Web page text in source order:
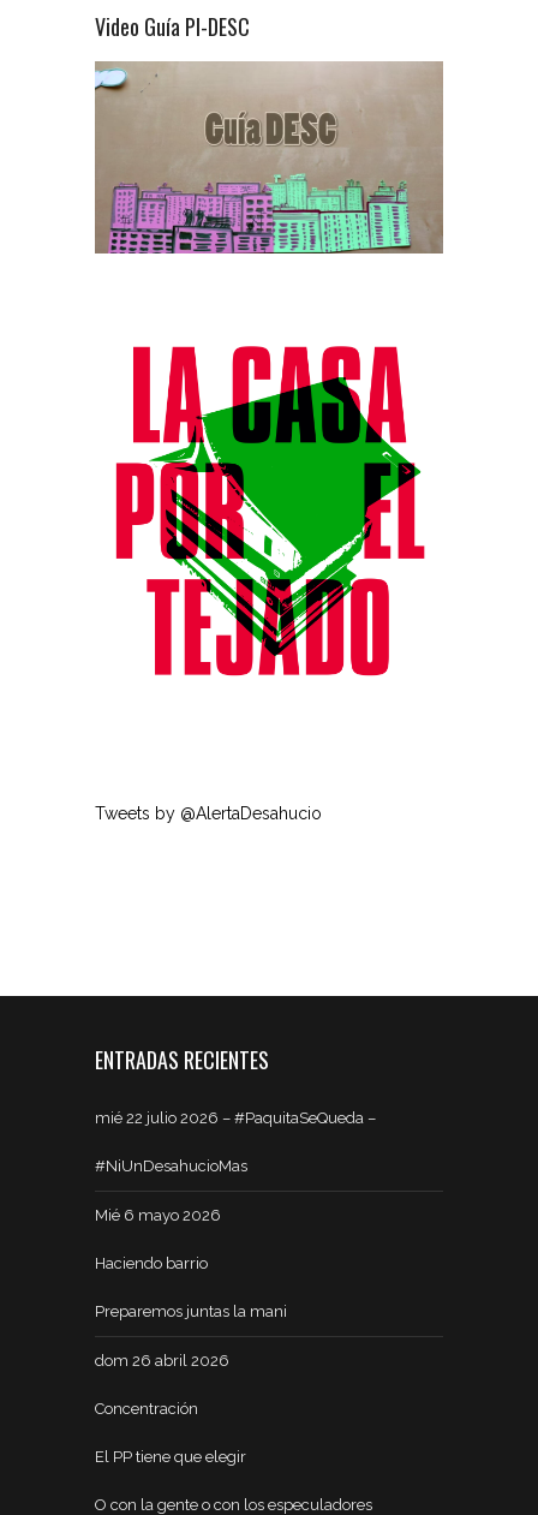
Video Guía PI-DESC
Tweets by @AlertaDesahucio
ENTRADAS RECIENTES
mié 22 julio 2026 – #PaquitaSeQueda –
#NiUnDesahucioMas
Mié 6 mayo 2026
Haciendo barrio
Preparemos juntas la mani
dom 26 abril 2026
Concentración
El PP tiene que elegir
O con la gente o con los especuladores